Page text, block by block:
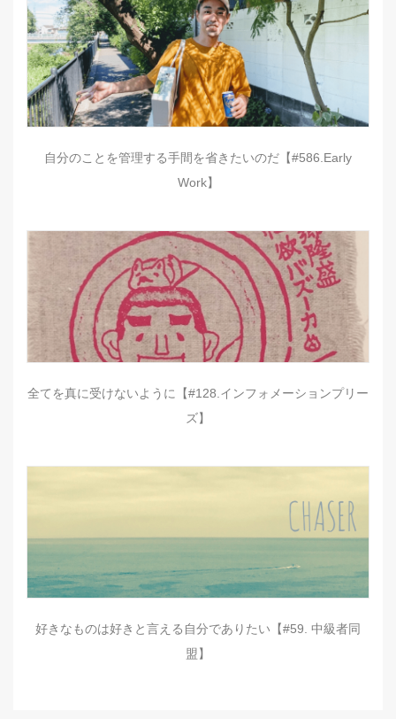
自分のことを管理する手間を省きたいのだ【#586.Early
Work】
全てを真に受けないように【#128.インフォメーションプリー
ズ】
好きなものは好きと言える自分でありたい【#59. 中級者同
盟】